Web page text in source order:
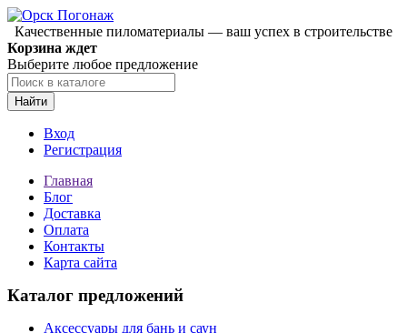
Качественные пиломатериалы — ваш успех в строительстве
Корзина ждет
Выберите любое предложение
Найти
Вход
Регистрация
Главная
Блог
Доставка
Оплата
Контакты
Карта сайта
Каталог предложений
Аксессуары для бань и саун